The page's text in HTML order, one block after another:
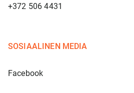
+372 506 4431
SOSIAALINEN MEDIA
Facebook